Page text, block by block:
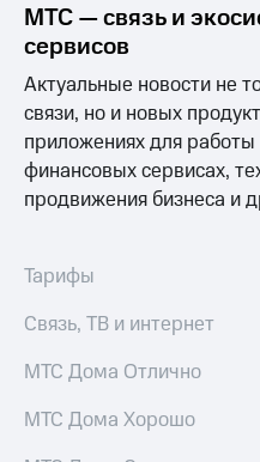
МТС — связь и
сервисов
Актуальные новости не
связи, но и новых
приложениях для
финансовых сервисах,
продвижения бизнеса и
Тарифы
Связь, ТВ и интернет
МТС Дома Отлично
МТС Дома Хорошо